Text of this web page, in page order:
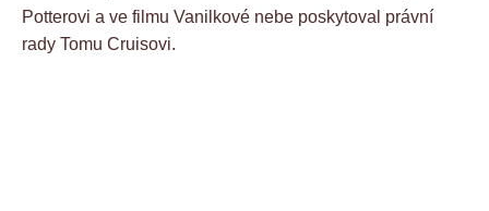
Potterovi a ve filmu Vanilkové nebe poskytoval právní
rady Tomu Cruisovi.